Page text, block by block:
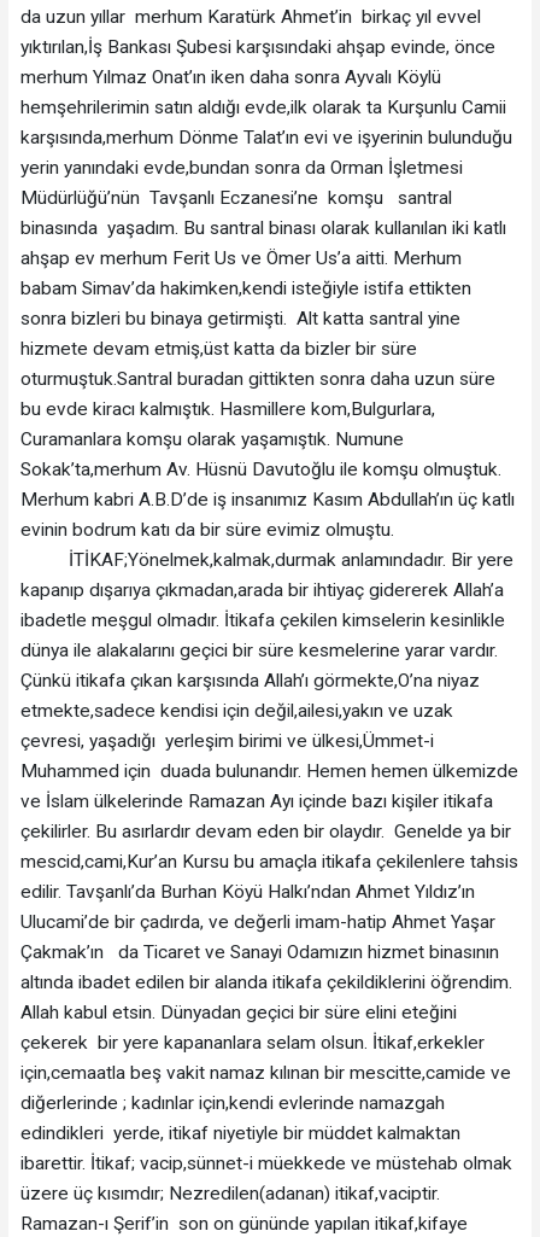
da uzun yıllar merhum Karatürk Ahmet’in birkaç yıl evvel
yıktırılan,İş Bankası Şubesi karşısındaki ahşap evinde, önce
merhum Yılmaz Onat’ın iken daha sonra Ayvalı Köylü
hemşehrilerimin satın aldığı evde,ilk olarak ta Kurşunlu Camii
karşısında,merhum Dönme Talat’ın evi ve işyerinin bulunduğu
yerin yanındaki evde,bundan sonra da Orman İşletmesi
Müdürlüğü’nün Tavşanlı Eczanesi’ne komşu santral
binasında yaşadım. Bu santral binası olarak kullanılan iki katlı
ahşap ev merhum Ferit Us ve Ömer Us’a aitti. Merhum
babam Simav’da hakimken,kendi isteğiyle istifa ettikten
sonra bizleri bu binaya getirmişti. Alt katta santral yine
hizmete devam etmiş,üst katta da bizler bir süre
oturmuştuk.Santral buradan gittikten sonra daha uzun süre
bu evde kiracı kalmıştık. Hasmillere kom,Bulgurlara,
Curamanlara komşu olarak yaşamıştık. Numune
Sokak’ta,merhum Av. Hüsnü Davutoğlu ile komşu olmuştuk.
Merhum kabri A.B.D’de iş insanımız Kasım Abdullah’ın üç katlı
evinin bodrum katı da bir süre evimiz olmuştu.
İTİKAF;Yönelmek,kalmak,durmak anlamındadır. Bir yere
kapanıp dışarıya çıkmadan,arada bir ihtiyaç gidererek Allah’a
ibadetle meşgul olmadır. İtikafa çekilen kimselerin kesinlikle
dünya ile alakalarını geçici bir süre kesmelerine yarar vardır.
Çünkü itikafa çıkan karşısında Allah’ı görmekte,O’na niyaz
etmekte,sadece kendisi için değil,ailesi,yakın ve uzak
çevresi, yaşadığı yerleşim birimi ve ülkesi,Ümmet-i
Muhammed için duada bulunandır. Hemen hemen ülkemizde
ve İslam ülkelerinde Ramazan Ayı içinde bazı kişiler itikafa
çekilirler. Bu asırlardır devam eden bir olaydır. Genelde ya bir
mescid,cami,Kur’an Kursu bu amaçla itikafa çekilenlere tahsis
edilir. Tavşanlı’da Burhan Köyü Halkı’ndan Ahmet Yıldız’ın
Ulucami’de bir çadırda, ve değerli imam-hatip Ahmet Yaşar
Çakmak’ın da Ticaret ve Sanayi Odamızın hizmet binasının
altında ibadet edilen bir alanda itikafa çekildiklerini öğrendim.
Allah kabul etsin. Dünyadan geçici bir süre elini eteğini
çekerek bir yere kapananlara selam olsun. İtikaf,erkekler
için,cemaatla beş vakit namaz kılınan bir mescitte,camide ve
diğerlerinde ; kadınlar için,kendi evlerinde namazgah
edindikleri yerde, itikaf niyetiyle bir müddet kalmaktan
ibarettir. İtikaf; vacip,sünnet-i müekkede ve müstehab olmak
üzere üç kısımdır; Nezredilen(adanan) itikaf,vaciptir.
Ramazan-ı Şerif’in son on gününde yapılan itikaf,kifaye